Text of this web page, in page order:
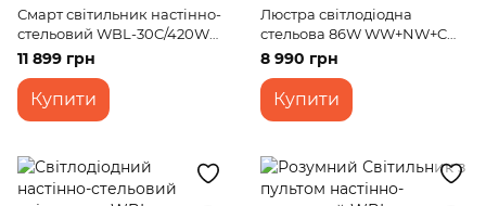
Смарт світильник настінно-
стельовий WBL-30C/420W
RM
11 899 грн
Купити
Люстра світлодіодна
стельова 86W WW+NW+CW
BK (WBL-59C/7)
8 990 грн
Купити